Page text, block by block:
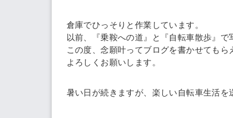
倉庫でひっそりと作業しています。
以前、『乗鞍への道』と『自転車散歩』で
この度、念願叶ってブログを書かせてもら
よろしくお願いします。
暑い日が続きますが、楽しい自転車生活を